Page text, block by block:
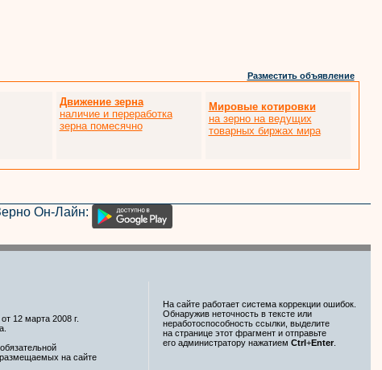
Разместить объявление
Движение зерна
наличие и переработка
зерна помесячно
Мировые котировки
на зерно на ведущих
товарных биржах мира
Он-Лайн:
12 марта 2008 г.
на сайте
На сайте работает система коррекции ошибок.
Обнаружив неточность в тексте или
неработоспособность ссылки, выделите
на странице этот фрагмент и отправьте
его администратору нажатием Ctrl+Enter